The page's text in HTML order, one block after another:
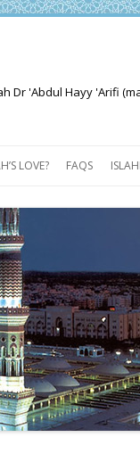
Dr 'Abdul Hayy 'Arifi
LOVE? FAQS